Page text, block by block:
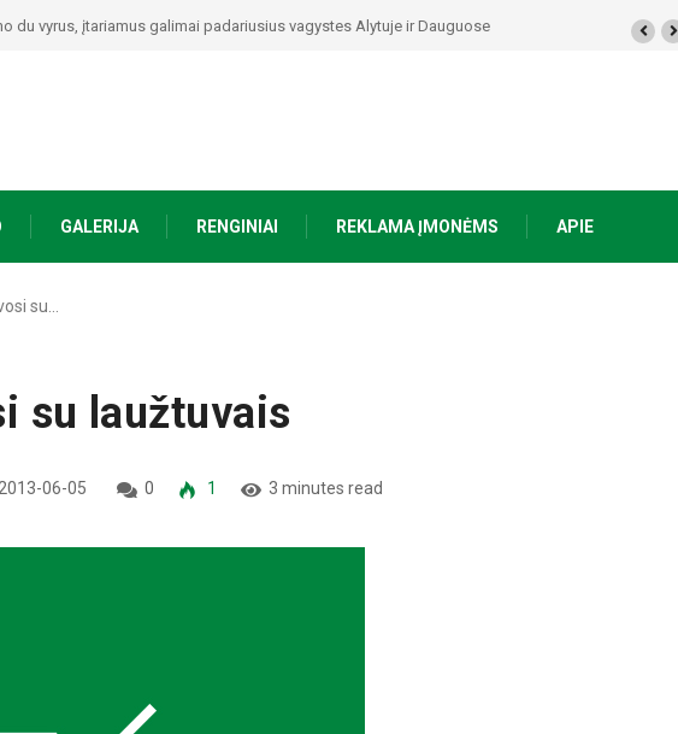
vyras, kratos metu rasti ginklai, Seirijuose – įtariami narkotikai BMW automobilyje
GALERIJA RENGINIAI REKLAMA ĮMONĖMS APIE
su…
su laužtuvais
2013-06-05 0 1 3 minutes read